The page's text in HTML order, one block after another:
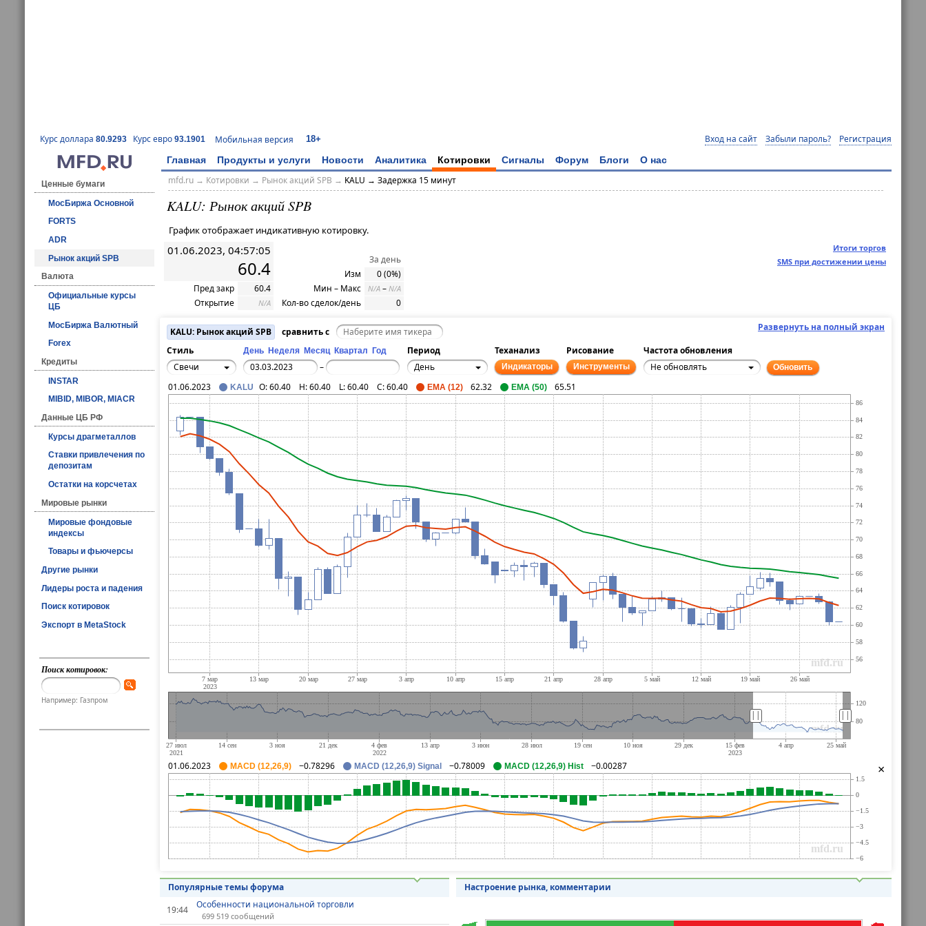
Курс доллара 80.9293 Курс евро 93.1901 Мобильная версия 18+ Вход на сайт Забыли пароль? Регистрация
Главная Продукты и услуги Новости Аналитика Котировки Сигналы Форум Блоги О нас
Ценные бумаги
МосБиржа Основной
FORTS
ADR
Рынок акций SPB
Валюта
Официальные курсы
ЦБ
МосБиржа Валютный
Forex
Кредиты
INSTAR
MIBID, MIBOR, MIACR
Данные ЦБ РФ
Курсы драгметаллов
Ставки привлечения по
депозитам
Остатки на корсчетах
Мировые рынки
Мировые фондовые
индексы
Товары и фьючерсы
Другие рынки
Лидеры роста и падения
Поиск котировок
Экспорт в MetaStock
Поиск котировок:
Например: Газпром
mfd.ru→ Котировки → Рынок акций SPB → KALU → Задержка 15 минут
KALU: Рынок акций SPB
График отображает индикативную котировку.
Итоги торгов
SMS при достижении цены
01.06.2023, 04:57:05
60.4
Пред закр
60.4
Открытие
N/A
За день
Изм
0 (0%)
Мин – Макс
N/A – N/A
Кол-во сделок/день 0
Развернуть на полный экран
KALU: Рынок акций SPB
сравнить с
Стиль
День Неделя Месяц Квартал Год Период Теханализ Рисование
Частота обновления
Свечи
– День Индикаторы Инструменты Не обновлять Обновить
|| ||
×
01.06.2023 KALU O:60.40 H:60.40 L:60.40 C:60.40 EMA (12) 62.32 EMA (50) 65.51
01.06.2023 MACD (12,26,9) −0.78296 MACD (12,26,9) Signal −0.78009 MACD (12,26,9) Hist −0.00287
Популярные темы форума
19:44
Особенности национальной торговли
699 519 сообщений
Настроение рынка, комментарии